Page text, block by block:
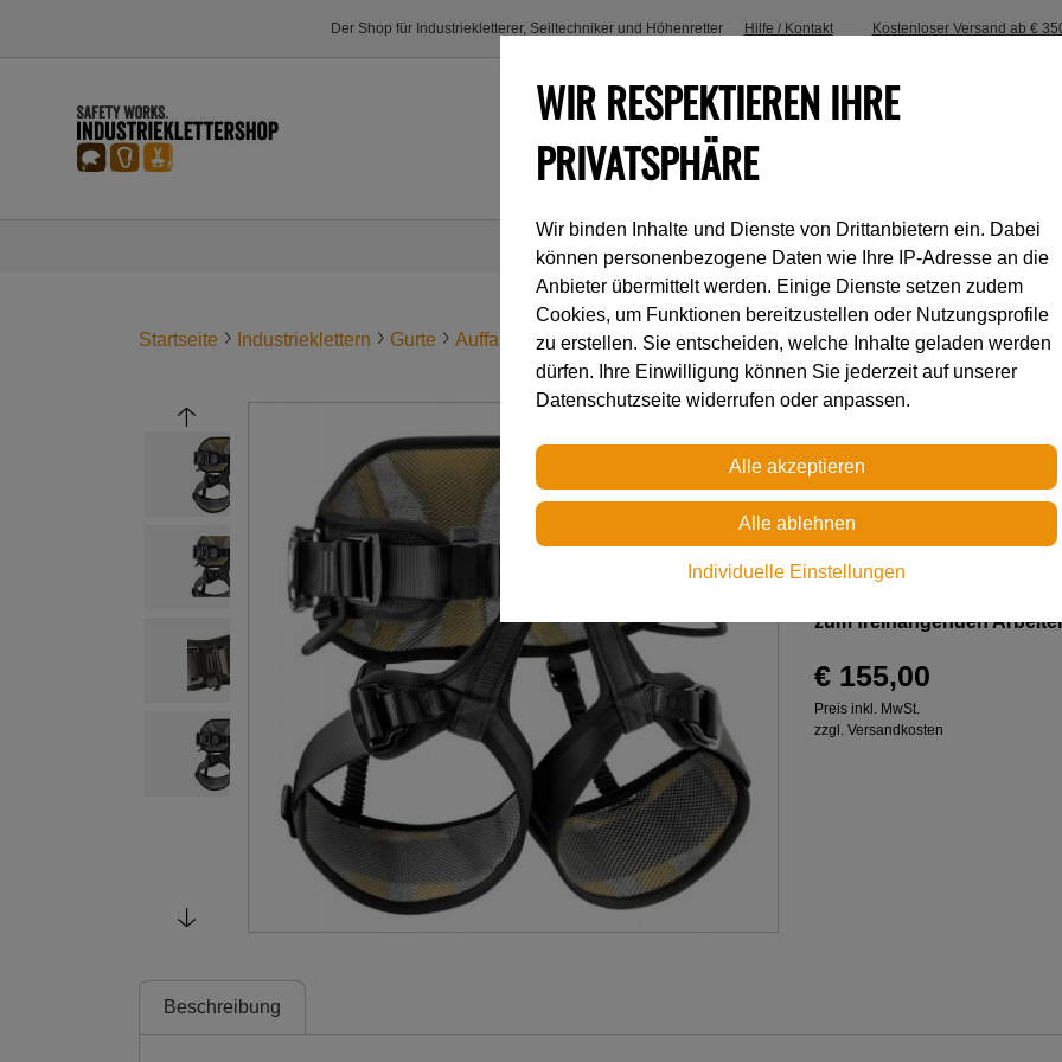
Der Shop für Industriekletterer, Seiltechniker und Höhenretter Hilfe / Kontakt Kostenloser Versand ab €
Industrieklettern Accessoires
Startseite Industrieklettern Gurte Auffang- und Haltegurte AVAO® SIT
Petzl
AVAO® SIT
Komfortabler Sitz- und
zum freihängenden
€ 155,00
Preis inkl. MwSt.
zzgl. Versandkosten
Beschreibung
WIR RESPEKTIEREN IHRE
PRIVATSPHÄRE
Wir binden Inhalte und Dienste von Drittanbietern ein. Dabei
können personenbezogene Daten wie Ihre IP-Adresse an die
Anbieter übermittelt werden. Einige Dienste setzen zudem
Cookies, um Funktionen bereitzustellen oder Nutzungsprofile
zu erstellen. Sie entscheiden, welche Inhalte geladen werden
dürfen. Ihre Einwilligung können Sie jederzeit auf unserer
Datenschutzseite widerrufen oder anpassen.
Individuelle Einstellungen